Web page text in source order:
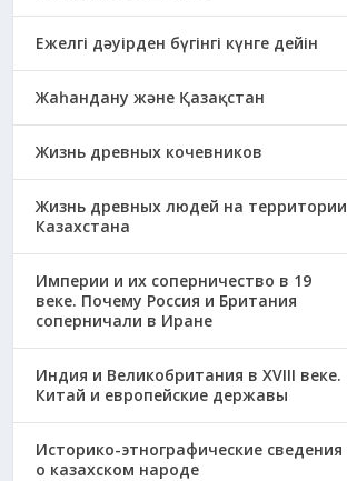
Ежелгі дәуірден бүгінгі күнге дейін
Жаһандану және Қазақстан
Жизнь древных кочевников
Жизнь древных людей на территории
Казахстана
Империи и их соперничество в 19
веке. Почему Россия и Британия
соперничали в Иране
Индия и Великобритания в XVIII веке.
Китай и европейские державы
Историко-этнографические сведения
о казахском народе